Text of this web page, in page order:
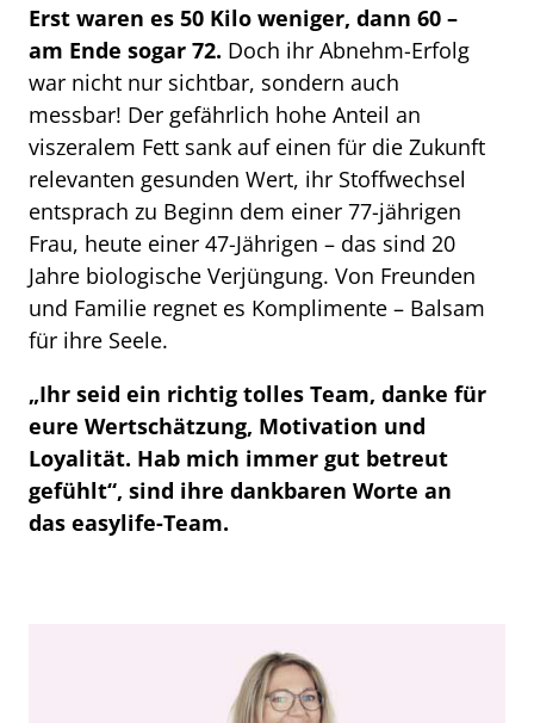
Erst waren es 50 Kilo weniger, dann 60 –
am Ende sogar 72. Doch ihr Abnehm-Erfolg
war nicht nur sichtbar, sondern auch
messbar! Der gefährlich hohe Anteil an
viszeralem Fett sank auf einen für die Zukunft
relevanten gesunden Wert, ihr Stoffwechsel
entsprach zu Beginn dem einer 77-jährigen
Frau, heute einer 47-Jährigen – das sind 20
Jahre biologische Verjüngung. Von Freunden
und Familie regnet es Komplimente – Balsam
für ihre Seele.
„Ihr seid ein richtig tolles Team, danke für
eure Wertschätzung, Motivation und
Loyalität. Hab mich immer gut betreut
gefühlt“, sind ihre dankbaren Worte an
das easylife-Team.